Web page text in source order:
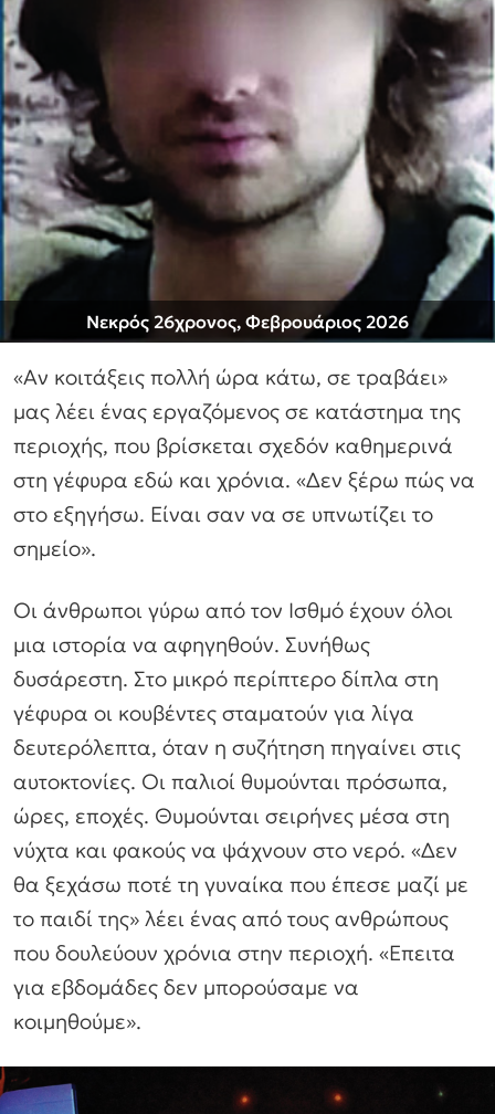
Νεκρός 26χρονος, Φεβρουάριος 2026
«Αν κοιτάξεις πολλή ώρα κάτω, σε τραβάει»
μας λέει ένας εργαζόμενος σε κατάστημα της
περιοχής, που βρίσκεται σχεδόν καθημερινά
στη γέφυρα εδώ και χρόνια. «Δεν ξέρω πώς να
στο εξηγήσω. Είναι σαν να σε υπνωτίζει το
σημείο».
Οι άνθρωποι γύρω από τον Ισθμό έχουν όλοι
μια ιστορία να αφηγηθούν. Συνήθως
δυσάρεστη. Στο μικρό περίπτερο δίπλα στη
γέφυρα οι κουβέντες σταματούν για λίγα
δευτερόλεπτα, όταν η συζήτηση πηγαίνει στις
αυτοκτονίες. Οι παλιοί θυμούνται πρόσωπα,
ώρες, εποχές. Θυμούνται σειρήνες μέσα στη
νύχτα και φακούς να ψάχνουν στο νερό. «Δεν
θα ξεχάσω ποτέ τη γυναίκα που έπεσε μαζί με
το παιδί της» λέει ένας από τους ανθρώπους
που δουλεύουν χρόνια στην περιοχή. «Επειτα
για εβδομάδες δεν μπορούσαμε να
κοιμηθούμε».